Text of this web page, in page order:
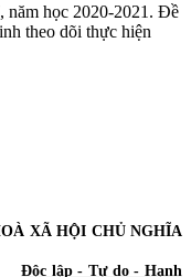
năm học 2020-2021. Đề
theo dõi thực hiện
XÃ HỘI CHỦ NGHĨA
Độc lập - Tự do - Hạnh